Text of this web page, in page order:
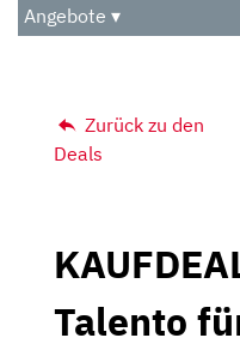
Das Beste
Angebote ▾
Zurück zu den
Deals
Talento